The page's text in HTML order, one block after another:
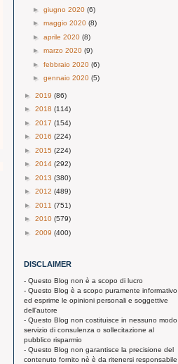
► giugno 2020 (6)
► maggio 2020 (8)
► aprile 2020 (8)
► marzo 2020 (9)
► febbraio 2020 (6)
► gennaio 2020 (5)
► 2019 (86)
► 2018 (114)
► 2017 (154)
► 2016 (224)
► 2015 (224)
► 2014 (292)
► 2013 (380)
► 2012 (489)
► 2011 (751)
► 2010 (579)
► 2009 (400)
DISCLAIMER
- Questo Blog non è a scopo di lucro
- Questo Blog è a scopo puramente informativo
ed esprime le opinioni personali e soggettive
dell'autore
- Questo Blog non costituisce in nessuno modo
servizio di consulenza o sollecitazione al
pubblico risparmio
- Questo Blog non garantisce la precisione del
contenuto fornito nè è da ritenersi responsabile